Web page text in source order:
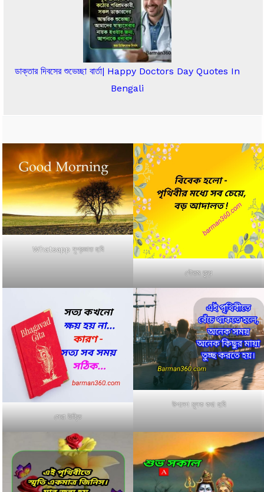
ডাক্তার দিবসের শুভেচ্ছা বার্তা| Happy Doctors Day Quotes In
Bengali
Whatsapp সুপ্রভাত ছবি
গৌতম বুদ্ধ
সেরা উক্তি
উপদেশ মূলক কথা ছবি